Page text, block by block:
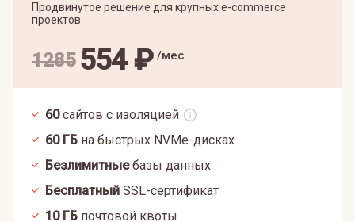
Продвинутое решение для крупных e-commerce
проектов
1285 554₽ /мес
60 сайтов с изоляцией
60ГБ на быстрых NVMe-дисках
Безлимитныебазы данных
Бесплатный SSL-сертификат
10ГБ почтовой квоты